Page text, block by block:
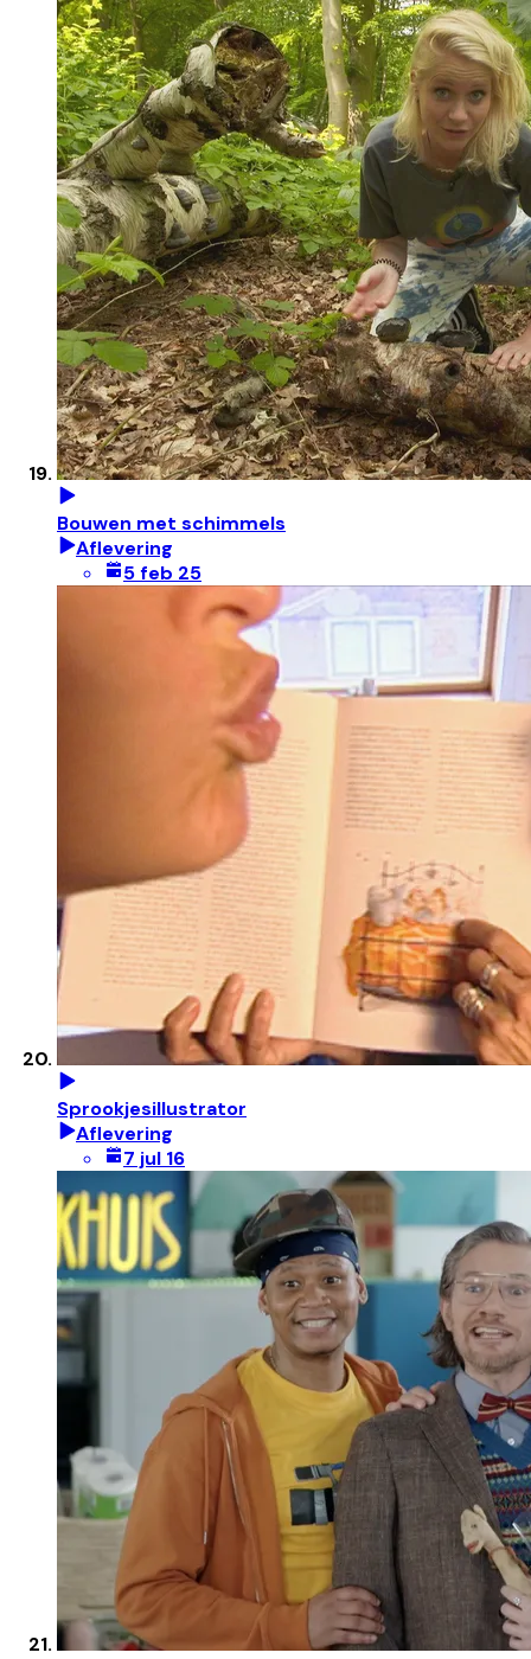
Bouwen met schimmels
Aflevering
5 feb 25
Sprookjesillustrator
Aflevering
7 jul 16